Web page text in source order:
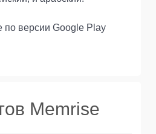
версии Google Play
Memrise